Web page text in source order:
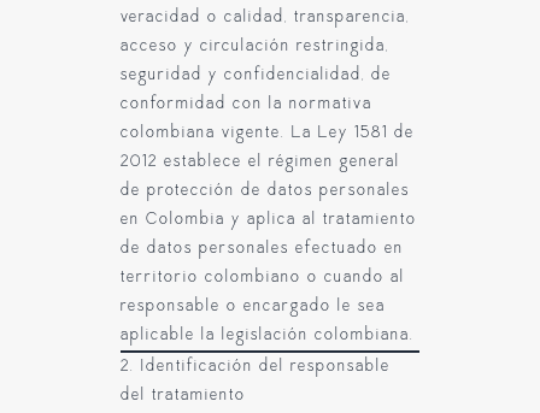
veracidad o calidad, transparencia,
acceso y circulación restringida,
seguridad y confidencialidad, de
conformidad con la normativa
colombiana vigente. La Ley 1581 de
2012 establece el régimen general
de protección de datos personales
en Colombia y aplica al tratamiento
de datos personales efectuado en
territorio colombiano o cuando al
responsable o encargado le sea
aplicable la legislación colombiana.
2. Identificación del responsable
del tratamiento